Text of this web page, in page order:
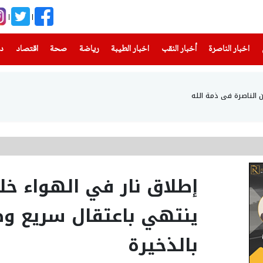
اخبار الناصرة
(current) أخبار النقب اخبار الطيبة(current) رياضة
(current) صحة(current) اقتصاد
الناصرة في ذمة الله
إطلاق نار في الهواء
ينتهي باعتقال
بالذخيرة